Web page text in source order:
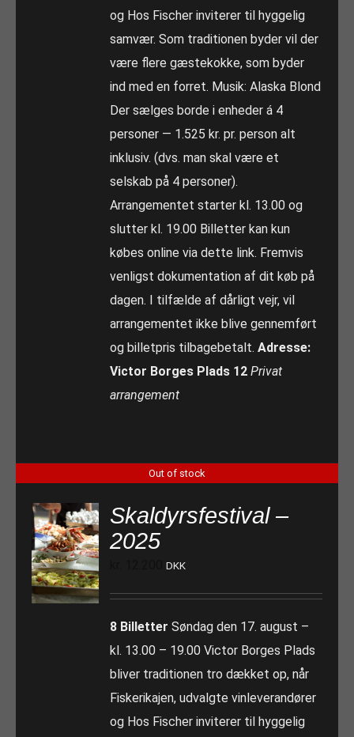
og Hos Fischer inviterer til hyggelig
samvær. Som traditionen byder vil der
være flere gæstekokke, som byder
ind med en forret. Musik: Alaska Blond
Der sælges borde i enheder á 4
personer — 1.525 kr. pr. person alt
inklusiv. (dvs. man skal være et
selskab på 4 personer).
Arrangementet starter kl. 13.00 og
slutter kl. 19.00 Billetter kan kun
købes online via dette link. Fremvis
venligst dokumentation af dit køb på
dagen. I tilfælde af dårligt vejr, vil
arrangementet ikke blive gennemført
og billetpris tilbagebetalt.Adresse:
Victor Borges Plads 12 Privat
arrangement
Out of stock
Skaldyrsfestival –
2025
DKK
8 Billetter Søndag den 17. august –
kl. 13.00 – 19.00 Victor Borges Plads
bliver traditionen tro dækket op, når
Fiskerikajen, udvalgte vinleverandører
og Hos Fischer inviterer til hyggelig